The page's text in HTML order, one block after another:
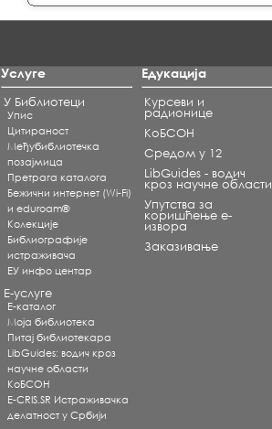
Услуге
У Библиотеци
Упис
Цитираност
Међубиблиотечка
позајмица
Претрага каталога
Бежични интернет (Wi-Fi)
и eduroam®
Koлекције
Библиографије
истраживача
ЕУ инфо центар
Е-услуге
Е-каталог
Моја библиотека
Питај библиотекара
LibGuides: водич кроз
научне области
КоБСОН
E-CRIS.SR Истраживачка
делатност у Србији
Едукација
Курсеви и
радионице
КоБСОН
Средом у 12
LibGuides - водич
кроз научне области
Упутства за
коришћење е-
извора
Заказивање